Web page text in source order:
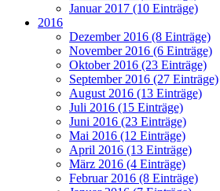
Januar 2017 (10 Einträge)
2016
Dezember 2016 (8 Einträge)
November 2016 (6 Einträge)
Oktober 2016 (23 Einträge)
September 2016 (27 Einträge)
August 2016 (13 Einträge)
Juli 2016 (15 Einträge)
Juni 2016 (23 Einträge)
Mai 2016 (12 Einträge)
April 2016 (13 Einträge)
März 2016 (4 Einträge)
Februar 2016 (8 Einträge)